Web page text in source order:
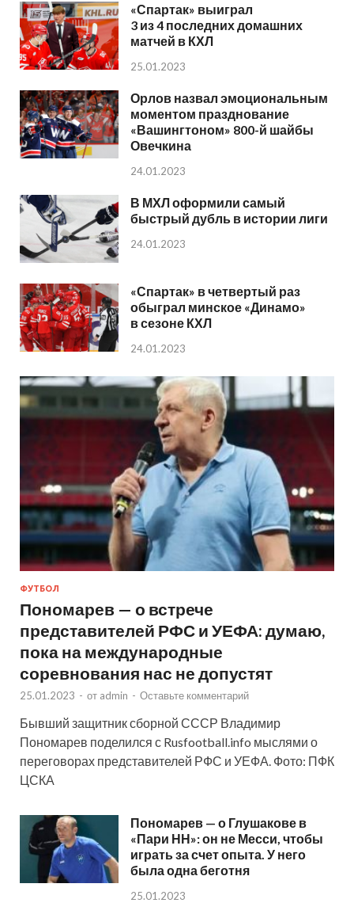
«Спартак» выиграл
3 из 4 последних домашних
матчей в КХЛ
25.01.2023
Орлов назвал эмоциональным
моментом празднование
«Вашингтоном» 800-й шайбы
Овечкина
24.01.2023
В МХЛ оформили самый
быстрый дубль в истории лиги
24.01.2023
«Спартак» в четвертый раз
обыграл минское «Динамо»
в сезоне КХЛ
24.01.2023
ФУТБОЛ
Пономарев — о встрече
представителей РФС и УЕФА: думаю,
пока на международные
соревнования нас не допустят
25.01.2023 - от admin - Оставьте комментарий
Бывший защитник сборной СССР Владимир
Пономарев поделился с Rusfootball.info мыслями о
переговорах представителей РФС и УЕФА. Фото: ПФК
ЦСКА
Пономарев — о Глушакове в
«Пари НН»: он не Месси, чтобы
играть за счет опыта. У него
была одна беготня
25.01.2023